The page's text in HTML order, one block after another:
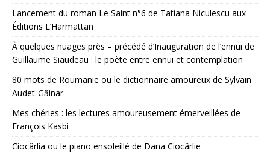
Lancement du roman Le Saint n°6 de Tatiana Niculescu aux
Éditions L’Harmattan
À quelques nuages près – précédé d’Inauguration de l’ennui de
Guillaume Siaudeau : le poète entre ennui et contemplation
80 mots de Roumanie ou le dictionnaire amoureux de Sylvain
Audet-Găinar
Mes chéries : les lectures amoureusement émerveillées de
François Kasbi
Ciocârlia ou le piano ensoleillé de Dana Ciocârlie